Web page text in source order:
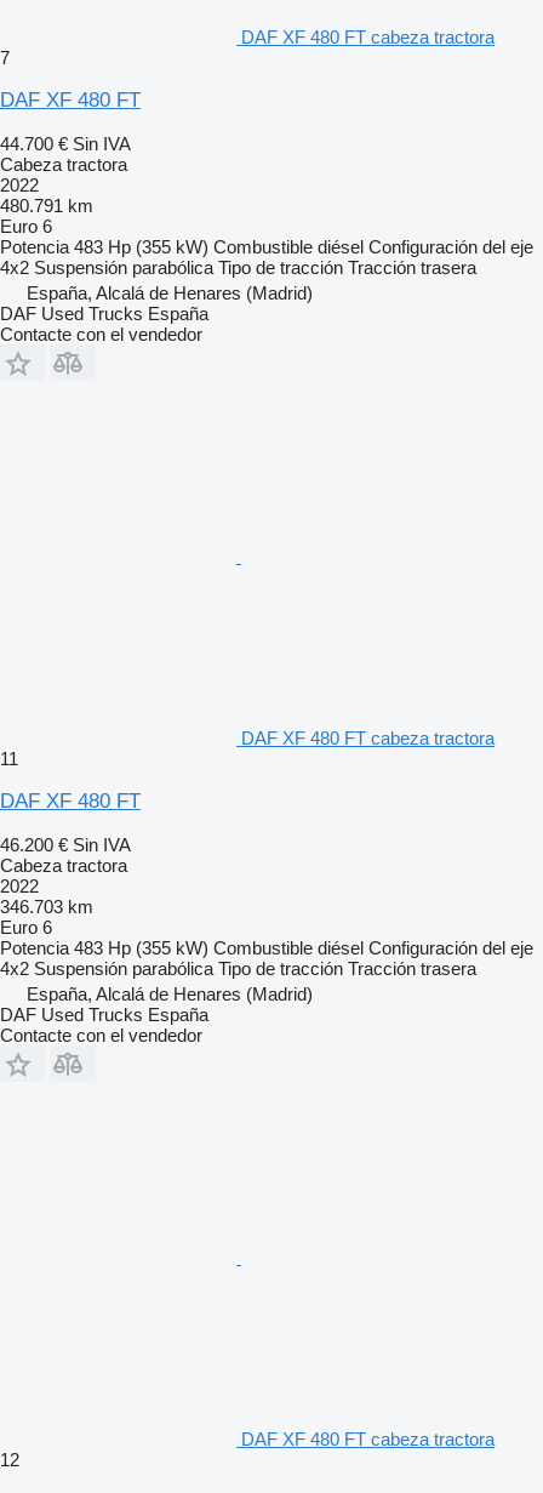
DAF XF 480 FT cabeza tractora
7
DAF XF 480 FT
44.700 € Sin IVA
Cabeza tractora
2022
480.791 km
Euro 6
Potencia 483 Hp (355 kW) Combustible diésel Configuración del eje
4x2 Suspensión parabólica Tipo de tracción Tracción trasera
España, Alcalá de Henares (Madrid)
DAF Used Trucks España
Contacte con el vendedor
DAF XF 480 FT cabeza tractora
11
DAF XF 480 FT
46.200 € Sin IVA
Cabeza tractora
2022
346.703 km
Euro 6
Potencia 483 Hp (355 kW) Combustible diésel Configuración del eje
4x2 Suspensión parabólica Tipo de tracción Tracción trasera
España, Alcalá de Henares (Madrid)
DAF Used Trucks España
Contacte con el vendedor
DAF XF 480 FT cabeza tractora
12